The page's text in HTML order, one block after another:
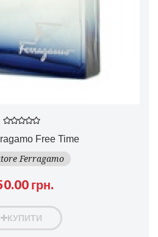
Free Time
Ferragamo
грн.
КУПИТИ